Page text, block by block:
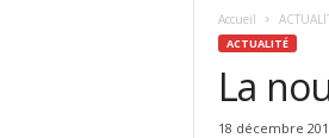
Accueil
ACTUALITÉ
La
18 décembre